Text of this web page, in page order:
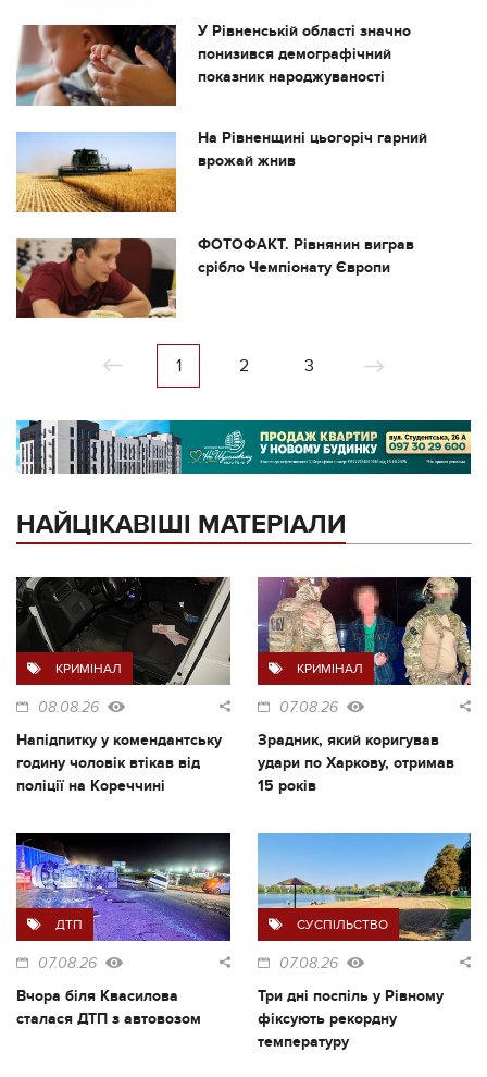
У Рівненській області значно
понизився демографічний
показник народжуваності
На Рівненщині цьогоріч гарний
врожай жнив
ФОТОФАКТ. Рівнянин виграв
срібло Чемпіонату Європи
1 2 3
НАЙЦІКАВІШІ МАТЕРІАЛИ
КРИМІНАЛ
08.08.26
Напідпитку у комендантську
годину чоловік втікав від
поліції на Кореччині
КРИМІНАЛ
07.08.26
Зрадник, який коригував
удари по Харкову, отримав
15 років
ДТП
07.08.26
Вчора біля Квасилова
сталася ДТП з автовозом
СУСПІЛЬСТВО
07.08.26
Три дні поспіль у Рівному
фіксують рекордну
температуру